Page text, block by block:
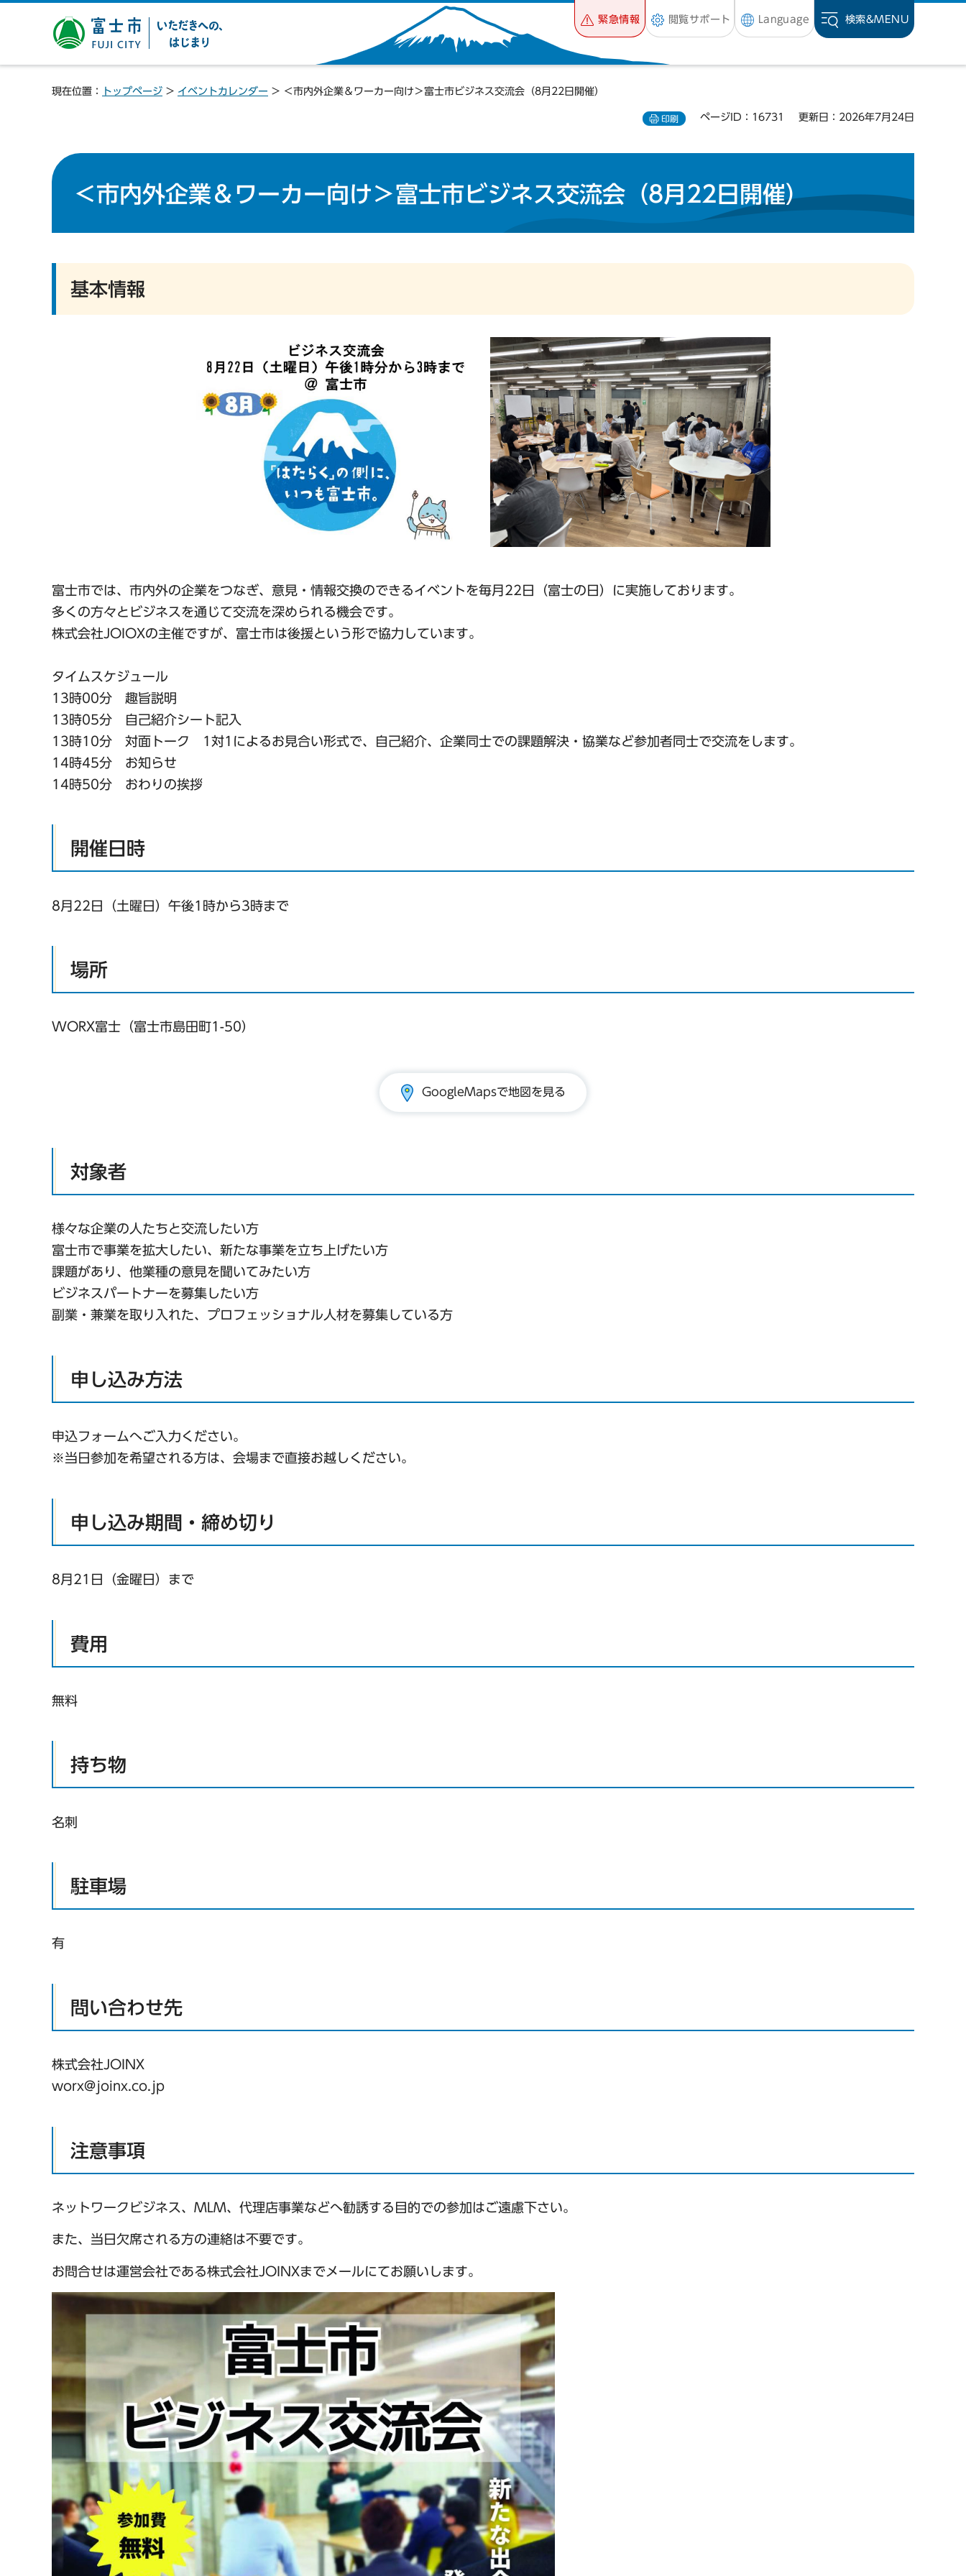
富士市 いただきへの、は
じまり
緊急情報 閲覧サポート Language 検索&MENU
現在位置： トップページ > イベントカレンダー > ＜市内外企業＆ワーカー向け＞富士市ビジネス交流会（8月22日開催）
印刷 ページID：16731 更新日：2026年7月24日
＜市内外企業＆ワーカー向け＞富士市ビジネス交流会（8月22日開催）
基本情報
富士市では、市内外の企業をつなぎ、意見・情報交換のできるイベントを毎月22日（富士の日）に実施しております。
多くの方々とビジネスを通じて交流を深められる機会です。
株式会社JOIOXの主催ですが、富士市は後援という形で協力しています。
タイムスケジュール
13時00分 趣旨説明
13時05分 自己紹介シート記入
13時10分 対面トーク 1対1によるお見合い形式で、自己紹介、企業同士での課題解決・協業など参加者同士で交流をします。
14時45分 お知らせ
14時50分 おわりの挨拶
開催日時
8月22日（土曜日）午後1時から3時まで
場所
WORX富士（富士市島田町1-50）
GoogleMapsで地図を見る
対象者
様々な企業の人たちと交流したい方
富士市で事業を拡大したい、新たな事業を立ち上げたい方
課題があり、他業種の意見を聞いてみたい方
ビジネスパートナーを募集したい方
副業・兼業を取り入れた、プロフェッショナル人材を募集している方
申し込み方法
申込フォームへご入力ください。
※当日参加を希望される方は、会場まで直接お越しください。
申し込み期間・締め切り
8月21日（金曜日）まで
費用
無料
持ち物
名刺
駐車場
有
問い合わせ先
株式会社JOINX
worx@joinx.co.jp
注意事項
ネットワークビジネス、MLM、代理店事業などへ勧誘する目的での参加はご遠慮下さい。
また、当日欠席される方の連絡は不要です。
お問合せは運営会社である株式会社JOINXまでメールにてお願いします。